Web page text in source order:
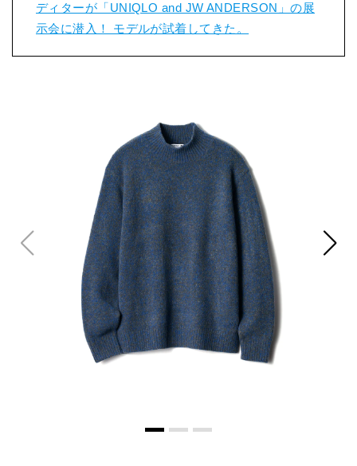
ディターが「UNIQLO and JW ANDERSON」の展
示会に潜入！ モデルが試着してきた。